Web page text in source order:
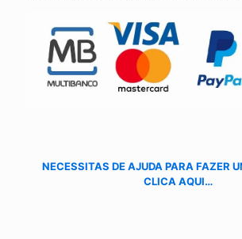
NECESSITAS DE AJUDA PARA FAZER
CLICA AQUI…